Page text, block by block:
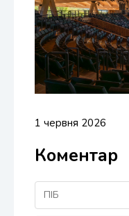
1 червня 2026
Коментар